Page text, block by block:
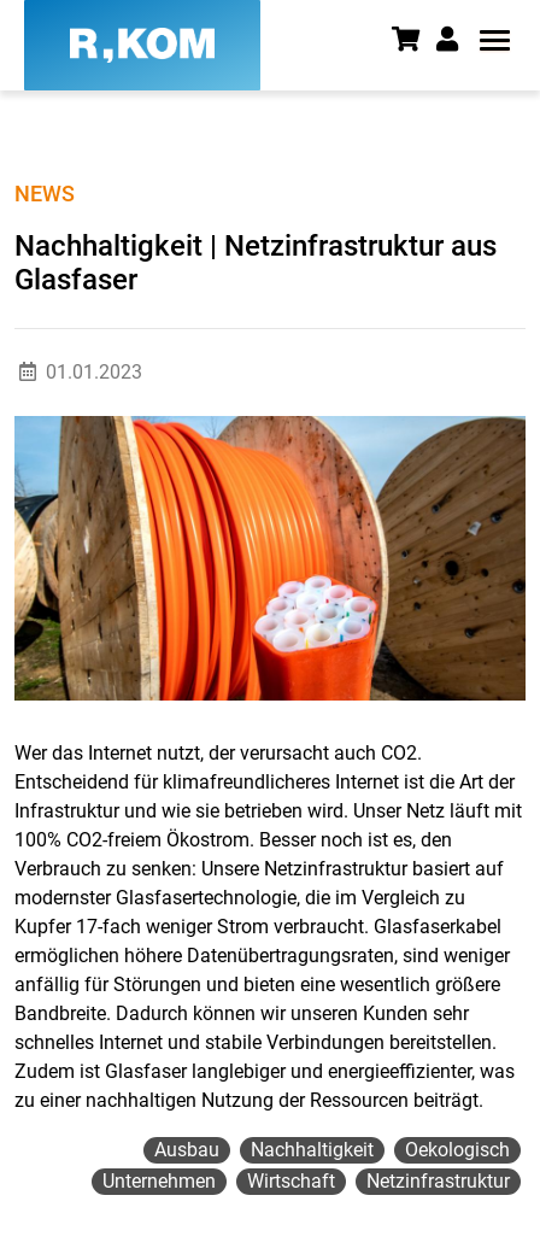
NEWS
Nachhaltigkeit | Netzinfrastruktur aus
Glasfaser
01.01.2023
Wer das Internet nutzt, der verursacht auch CO2.
Entscheidend für klimafreundlicheres Internet ist die Art der
Infrastruktur und wie sie betrieben wird. Unser Netz läuft mit
100% CO2-freiem Ökostrom. Besser noch ist es, den
Verbrauch zu senken: Unsere Netzinfrastruktur basiert auf
modernster Glasfasertechnologie, die im Vergleich zu
Kupfer 17-fach weniger Strom verbraucht. Glasfaserkabel
ermöglichen höhere Datenübertragungsraten, sind weniger
anfällig für Störungen und bieten eine wesentlich größere
Bandbreite. Dadurch können wir unseren Kunden sehr
schnelles Internet und stabile Verbindungen bereitstellen.
Zudem ist Glasfaser langlebiger und energieeffizienter, was
zu einer nachhaltigen Nutzung der Ressourcen beiträgt.
Ausbau Nachhaltigkeit
Oekologisch
Unternehmen
Wirtschaft Netzinfrastruktur